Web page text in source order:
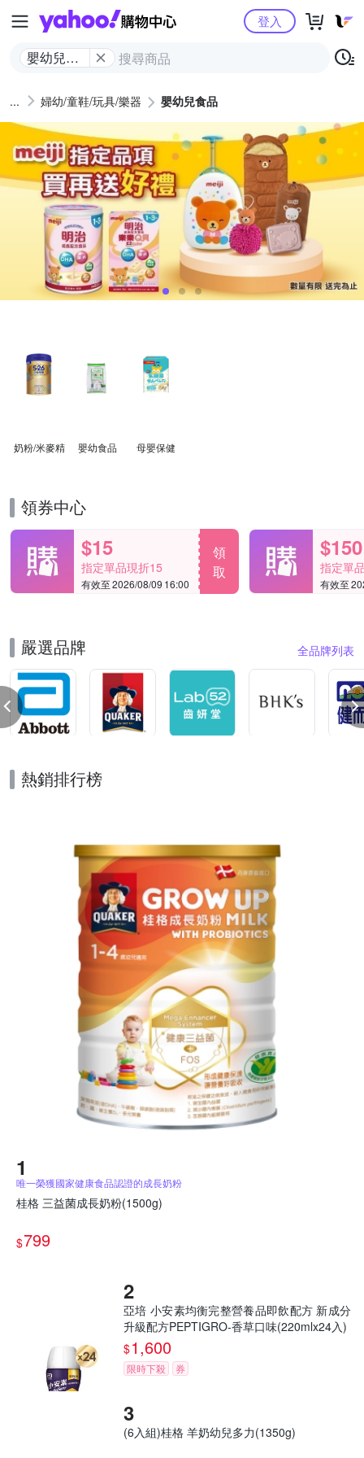
Yahoo購物中心
嬰幼兒食
登入
婦幼/童鞋/玩具/樂器 嬰幼兒食品
奶粉/米麥精 嬰幼食品 母嬰保健
領券中心
$15
指定單品現折15
有效至 2026/08/09 16:00
領
取
$150
指定單
有效至
嚴選品牌 全品牌列表
熱銷排行榜
唯一榮獲國家健康食品認證的成長奶粉
桂格 三益菌成長奶粉(1500g)
$799
亞培 小安素均衡完整營養品即飲配方 新成分
升級配方PEPTIGRO-香草口味(220mlx24入)
$1,600
限時下殺 券
(6入組)桂格 羊奶幼兒多力(1350g)